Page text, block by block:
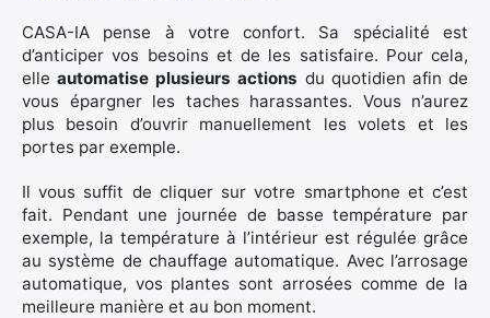
CASA-IA pense à votre confort. Sa spécialité est
d’anticiper vos besoins et de les satisfaire. Pour cela,
elleautomatise plusieurs actions du quotidien afin de
vous épargner les taches harassantes. Vous n’aurez
plus besoin d’ouvrir manuellement les volets et les
portes par exemple.
Il vous suffit de cliquer sur votre smartphone et c’est
fait. Pendant une journée de basse température par
exemple, la température à l’intérieur est régulée grâce
au système de chauffage automatique. Avec l’arrosage
automatique, vos plantes sont arrosées comme de la
meilleure manière et au bon moment.
Rechercher
: